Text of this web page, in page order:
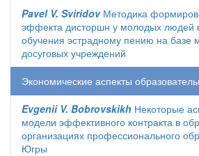
Pavel V. SviridovМетодика
эффекта дисторшн у молодых людей
обучения эстрадному пению на базе
досуговых учреждений
Экономические аспекты
Evgenii V. Bobrovskikh Некоторые
модели эффективного контракта в
организациях профессионального
Югры